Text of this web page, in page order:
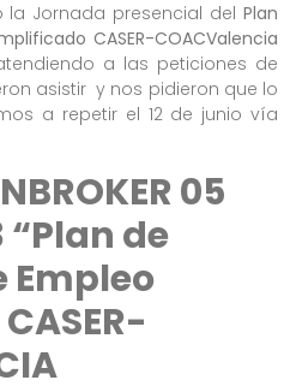
la Jornada presencial del Plan
CASER-COACValencia
a las peticiones de
asistir y nos pidieron que lo
a repetir el 12 de junio vía
05
“Plan de
Empleo